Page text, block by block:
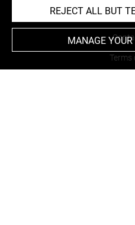
Terms
REJECT ALL BUT
MANAGE YOUR